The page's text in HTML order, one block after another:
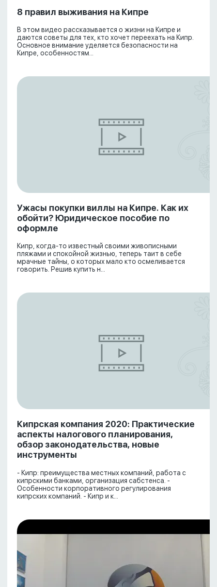
8 правил выживания на Кипре
В этом видео рассказывается о жизни на Кипре и
даются советы для тех, кто хочет переехать на Кипр.
Основное внимание уделяется безопасности на
Кипре, особенностям...
Ужасы покупки виллы на Кипре. Как их
обойти? Юридическое пособие по
оформле
Кипр, когда-то известный своими живописными
пляжами и спокойной жизнью, теперь таит в себе
мрачные тайны, о которых мало кто осмеливается
говорить. Решив купить н...
Кипрская компания 2020: Практические
аспекты налогового планирования,
обзор законодательства, новые
инструменты
- Кипр: преимущества местных компаний, работа с
кипрскими банками, организация сабстенса. -
Особенности корпоративного регулирования
кипрских компаний. - Кипр и к...